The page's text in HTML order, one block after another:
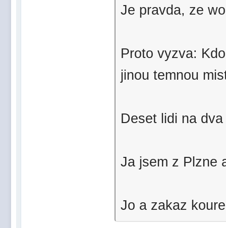
Je pravda, ze
Proto vyzva:
jinou temnou
Deset lidi na
Ja jsem z Plzne
Jo a zakaz